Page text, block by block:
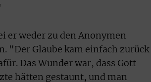
er weder zu den Anonymen
"Der Glaube kam einfach zurück
Das Wunder war, dass Gott
hätten gestaunt, und man